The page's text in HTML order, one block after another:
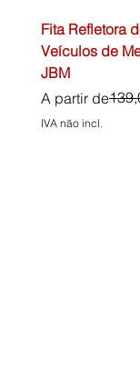
Fita Refletora
Veículos de
JBM
A partir de
Preço normal
Preço
IVA não incl.